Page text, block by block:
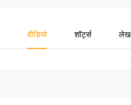
वीडियो शॉर्ट्स लेख